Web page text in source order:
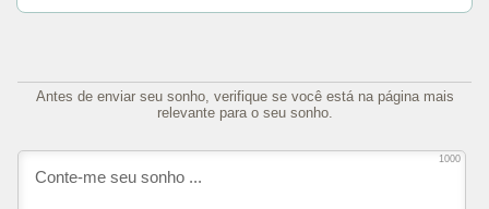
Antes de enviar seu sonho, verifique se você está na página mais
relevante para o seu sonho.
1000